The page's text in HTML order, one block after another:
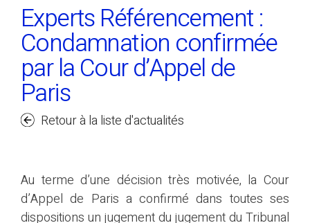
Experts Référencement :
Condamnation confirmée
par la Cour d’Appel de
Paris
Retour à la liste d'actualités
Au terme d’une décision très motivée, la Cour
d’Appel de Paris a confirmé dans toutes ses
dispositions un jugement du jugement du Tribunal